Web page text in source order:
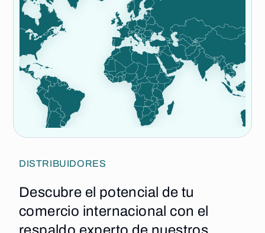
DISTRIBUIDORES
Descubre el potencial de tu
comercio internacional con el
respaldo experto de nuestros